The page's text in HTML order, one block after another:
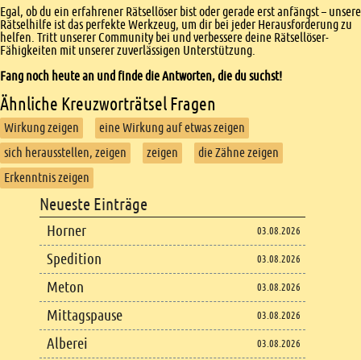
Egal, ob du ein erfahrener Rätsellöser bist oder gerade erst anfängst – unsere
Rätselhilfe ist das perfekte Werkzeug, um dir bei jeder Herausforderung zu
helfen. Tritt unserer Community bei und verbessere deine Rätsellöser-
Fähigkeiten mit unserer zuverlässigen Unterstützung.
Fang noch heute an und finde die Antworten, die du suchst!
Ähnliche Kreuzworträtsel Fragen
Wirkung zeigen
eine Wirkung auf etwas zeigen
sich herausstellen, zeigen
zeigen
die Zähne zeigen
Erkenntnis zeigen
Footer content
Neueste Einträge
Horner 03.08.2026
Spedition 03.08.2026
Meton 03.08.2026
Mittagspause 03.08.2026
Alberei 03.08.2026